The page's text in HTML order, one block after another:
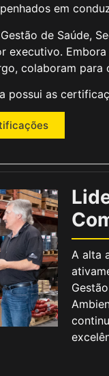
em
de Saúde,
executivo.
colaboram
possui as
A alta